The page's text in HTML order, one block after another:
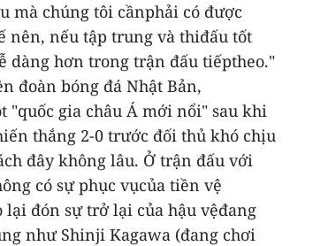
mà chúng tôi cầnphải có được
nên, nếu tập trung và thiđấu tốt
dàng hơn trong trận đấu tiếptheo."
đoàn bóng đá Nhật Bản,
gia châu Á mới nổi" sau khi
thắng 2-0 trước đối thủ khó chịu
đây không lâu. Ở trận đấu với
có sự phục vụcủa tiền vệ
đón sự trở lại của hậu vệđang
như Shinji Kagawa (đang chơi